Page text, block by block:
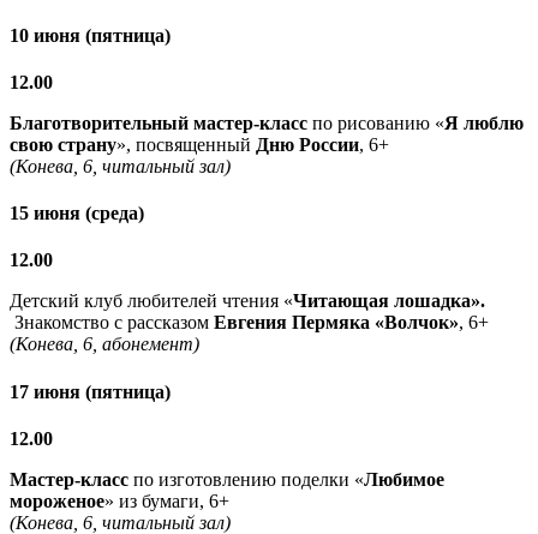
10 июня (пятница)
12.00
Благотворительный мастер-класс по рисованию «Я люблю
свою страну», посвященный Дню России, 6+
(Конева, 6, читальный зал)
15 июня (среда)
12.00
Детский клуб любителей чтения «Читающая лошадка».
Знакомство с рассказом Евгения Пермяка «Волчок», 6+
(Конева, 6, абонемент)
17 июня (пятница)
12.00
Мастер-класс по изготовлению поделки «Любимое
мороженое» из бумаги, 6+
(Конева, 6, читальный зал)